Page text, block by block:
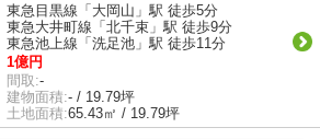
東急目黒線「大岡山」駅 徒歩5分
東急大井町線「北千束」駅 徒歩9分
東急池上線「洗足池」駅 徒歩11分
1億円
間取:-
建物面積:- / 19.79坪
土地面積:65.43㎡ / 19.79坪